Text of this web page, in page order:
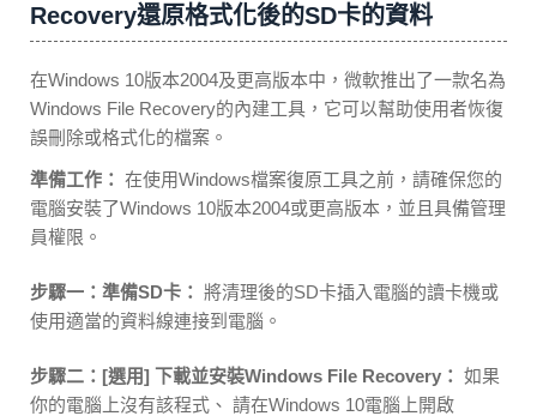
Recovery還原格式化後的SD卡的資料
在Windows 10版本2004及更高版本中，微軟推出了一款名為
Windows File Recovery的內建工具，它可以幫助使用者恢復
誤刪除或格式化的檔案。
準備工作： 在使用Windows檔案復原工具之前，請確保您的
電腦安裝了Windows 10版本2004或更高版本，並且具備管理
員權限。
步驟一：準備SD卡： 將清理後的SD卡插入電腦的讀卡機或
使用適當的資料線連接到電腦。
步驟二：[選用] 下載並安裝Windows File Recovery： 如果
你的電腦上沒有該程式、 請在Windows 10電腦上開啟